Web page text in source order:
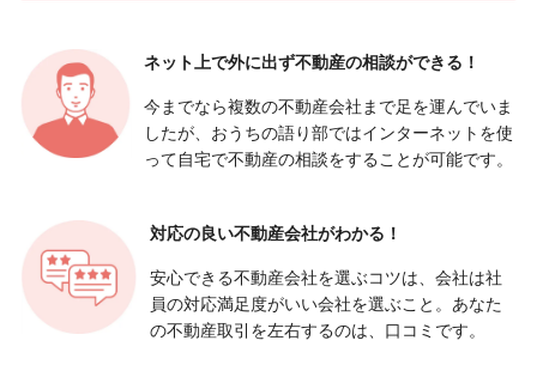
ネット上で外に出ず不動産の相談ができる！
今までなら複数の不動産会社まで足を運んでいま
したが、おうちの語り部ではインターネットを使
って自宅で不動産の相談をすることが可能です。
対応の良い不動産会社がわかる！
安心できる不動産会社を選ぶコツは、会社は社
員の対応満足度がいい会社を選ぶこと。あなた
の不動産取引を左右するのは、口コミです。